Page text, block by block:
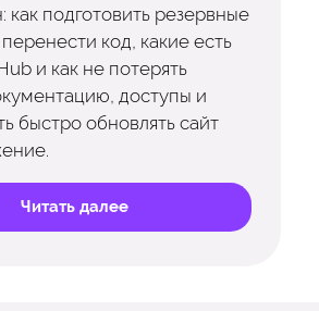
как подготовить резервные
код, какие есть
и как не потерять
доступы и
быстро обновлять сайт
Читать далее